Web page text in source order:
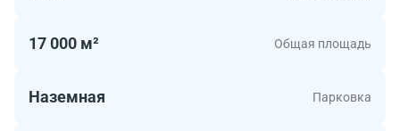
17 000 м² Общая площадь
Наземная Парковка